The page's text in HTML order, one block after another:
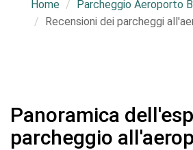
Home
Parcheggio Aeroporto
Recensioni dei parcheggi
Panoramica
parcheggio